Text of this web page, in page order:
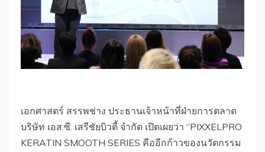
เอกศาสตร์ สรรพช่าง ประธานเจ้าหน้าที่ฝ่ายการตลาด
บริษัท เอส.ซี. เสรีชัยบิวตี้ จำกัด เปิดเผยว่า “PIXXELPRO
KERATIN SMOOTH SERIES คืออีกก้าวของนวัตกรรม